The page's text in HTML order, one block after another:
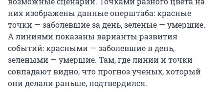
них изображены данные оперштаба: красные
точки — заболевшие за день, зеленые — умершие.
А линиями показаны варианты развития
событий: красными — заболевшие в день,
зелеными — умершие. Там, где линии и точки
совпадают видно, что прогноз ученых, который
они делали раньше, подтвердился.